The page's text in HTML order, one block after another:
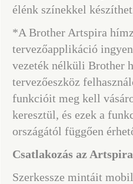
élénk színekkel
*A Brother Artspira
tervezőapplikáció
vezeték nélküli Brother
tervezőeszköz
funkcióit meg kell
keresztül, és ezek a
országától függően
Csatlakozás az
Szerkessze mintáit